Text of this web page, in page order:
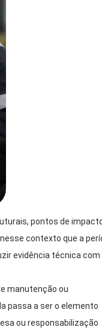
pontos de
contexto que a
evidência técnica com
manutenção ou
passa a ser o elemento
ou responsabilização